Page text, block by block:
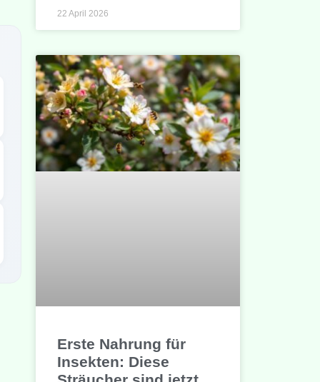
22 April 2026
Erste Nahrung für
Insekten: Diese